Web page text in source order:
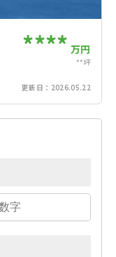
**** 万円
**坪
更新日： 2026.05.22